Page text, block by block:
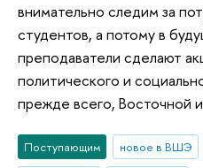
внимательно следим за
студентов, а потому в
преподаватели сделают
политического и
прежде всего, Восточной
Поступающим новое в ВШЭ